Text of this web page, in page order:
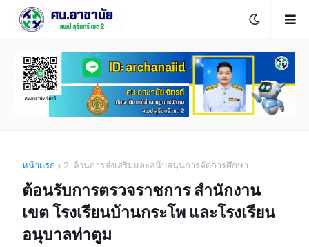
หน้าแรก 2. ด้านการส่งเสริมและสนับสนุนการจัดการศึกษา
ต้อนรับการตรวจราชการ สำนักงาน
เขต โรงเรียนบ้านกระโพ และโรงเรียน
อนุบาลท่าตูม